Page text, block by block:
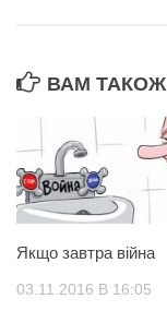
ВАМ
Якщо завтра війна
03.11.2016 В 16:05